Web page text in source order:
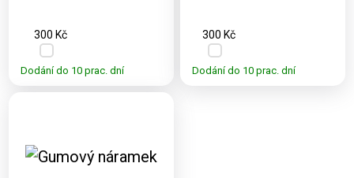
300 Kč
Dodání do 10 prac. dní
300 Kč
Dodání do 10 prac. dní
Dostupné varianty:
UNI